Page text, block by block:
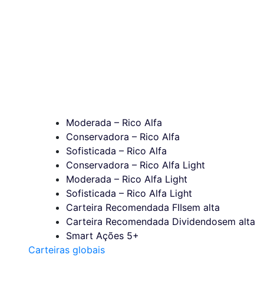
Moderada – Rico Alfa
Conservadora – Rico Alfa
Sofisticada – Rico Alfa
Conservadora – Rico Alfa Light
Moderada – Rico Alfa Light
Sofisticada – Rico Alfa Light
Carteira Recomendada FIIsem alta
Carteira Recomendada Dividendosem alta
Smart Ações 5+
Carteiras globais